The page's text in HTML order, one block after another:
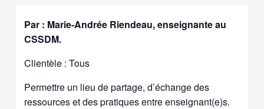
Par : Marie-Andrée Riendeau, enseignante au
CSSDM.
Clientèle : Tous
Permettre un lieu de partage, d’échange des
ressources et des pratiques entre enseignant(e)s.